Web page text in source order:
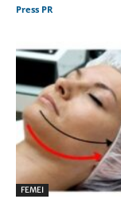
Press PR
FEMEI